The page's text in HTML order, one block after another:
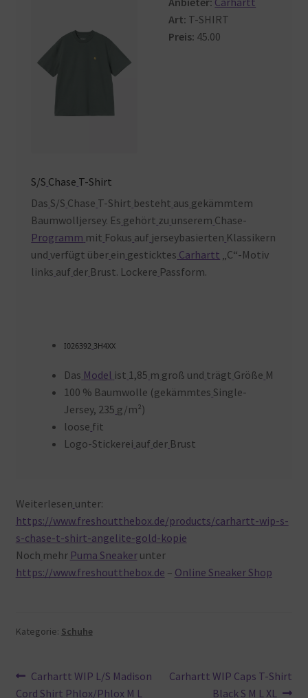
Art: T-SHIRT
Preis: 45.00
S/S Chase T-Shirt
Das S/S Chase T-Shirt besteht aus gekämmtem
Baumwolljersey. Es gehört zu unserem Chase-
Programm mit Fokus auf jerseybasierten Klassikern
und verfügt über ein gesticktes Carhartt „C“-Motiv
links auf der Brust. Lockere Passform.
I026392 3H4XX
Das Model ist 1,85 m groß und trägt Größe M
100 % Baumwolle (gekämmtes Single-
Jersey, 235 g/m²)
loose fit
Logo-Stickerei auf der Brust
Weiterlesen unter:
https://www.freshoutthebox.de/products/carhartt-wip-s-
s-chase-t-shirt-angelite-gold-kopie
Noch mehr Puma Sneakerunter
https://www.freshoutthebox.de – Online Sneaker Shop
Kategorie: Schuhe
Beitragsnavigation
Vorheriger
Beitrag:
Carhartt WIP L/S Madison
Cord Shirt Phlox/Phlox M L
Nächster
Carhartt WIP Caps T-Shirt
Black S M L XL